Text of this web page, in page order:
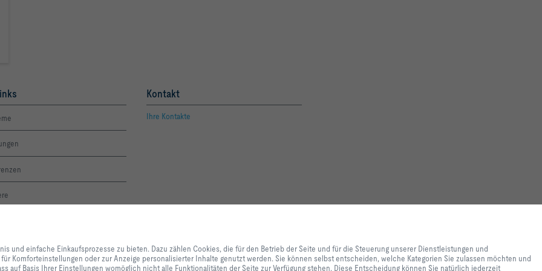
ACADEMY
Kontakt
Ihre Kontakte
unserer Dienstleistungen und Anwendungen notwendig sind, sowie solche, die lediglich zu
Statistikzwecken, für Komforteinstellungen oder zur Anzeige personalisierter Inhalte genutzt werden. Sie
und einfache Einkaufsprozesse zu bieten. Dazu zählen Cookies, die für den Betrieb der Seite und für die Steuerung unserer Dienstleistungen und
Komforteinstellungen oder zur Anzeige personalisierter Inhalte genutzt werden. Sie können selbst entscheiden, welche Kategorien Sie zulassen möchten und
auf Basis Ihrer Einstellungen womöglich nicht alle Funktionalitäten der Seite zur Verfügung stehen. Diese Entscheidung können Sie natürlich jederzeit